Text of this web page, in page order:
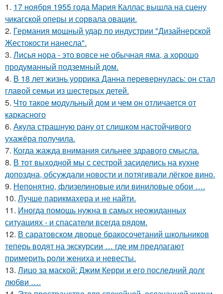
1. 17 ноября 1955 года Мария Каллас вышла на сцену
чикагской оперы и сорвала овации.
2. Германия мощный удар по индустрии "Дизайнерской
Жестокости нанесла".
3. Лисья нора - это вовсе не обычная яма, а хорошо
продуманный подземный дом.
4. В 18 лет жизнь уоррика Данна перевернулась: он стал
главой семьи из шестерых детей.
5. Что такое модульный дом и чем он отличается от
каркасного
6. Акула страшную рану от слишком настойчивого
ухажёра получила.
7. Когда жажда внимания сильнее здравого смысла.
8. В тот выходной мы с сестрой засиделись на кухне
допоздна, обсуждали новости и потягивали лёгкое вино.
9. Непонятно, флизелиновые или виниловые обои ….
10. Лучше парикмахера и не найти.
11. Иногда помощь нужна в самых неожиданных
ситуациях - и спасатели всегда рядом.
12. В саратовском дворце бракосочетаний школьников
теперь водят на экскурсии … где им предлагают
примерить роли жениха и невесты.
13. Лицо за маской: Джим Керри и его последний долг
любви ….